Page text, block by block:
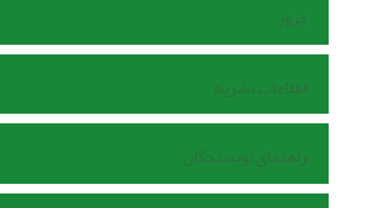
مرور
اطلاعات نشریه
راهنمای نویسندگان